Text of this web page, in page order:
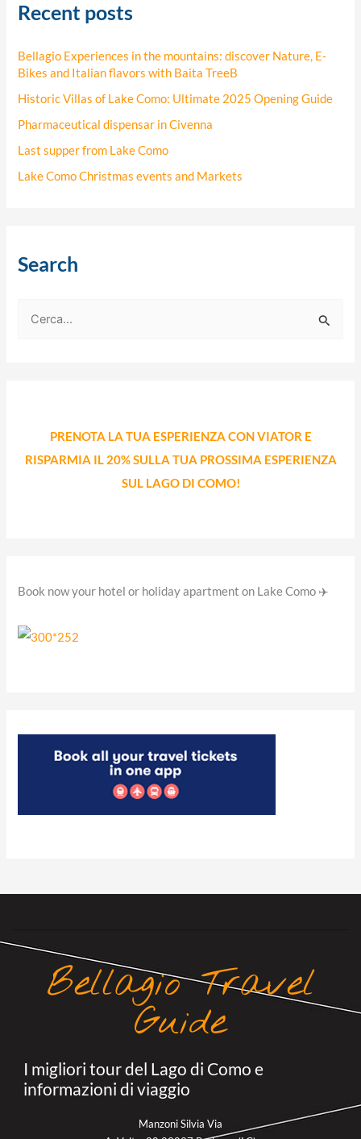
Recent posts
Bellagio Experiences in the mountains: discover Nature, E-
Bikes and Italian flavors with Baita TreeB
Historic Villas of Lake Como: Ultimate 2025 Opening Guide
Pharmaceutical dispensar in Civenna
Last supper from Lake Como
Lake Como Christmas events and Markets
Search
PRENOTA LA TUA ESPERIENZA CON VIATOR E
RISPARMIA IL 20% SULLA TUA PROSSIMA ESPERIENZA
SUL LAGO DI COMO!
Book now your hotel or holiday apartment on Lake Como ✈️
Bellagio Travel
Guide
I migliori tour del Lago di Como e
informazioni di viaggio
Manzoni Silvia Via